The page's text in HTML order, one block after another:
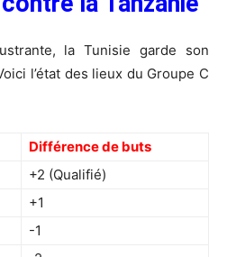
la Tunisie garde son
l’état des lieux du Groupe C
Différence de buts
+2 (Qualifié)
+1
-1